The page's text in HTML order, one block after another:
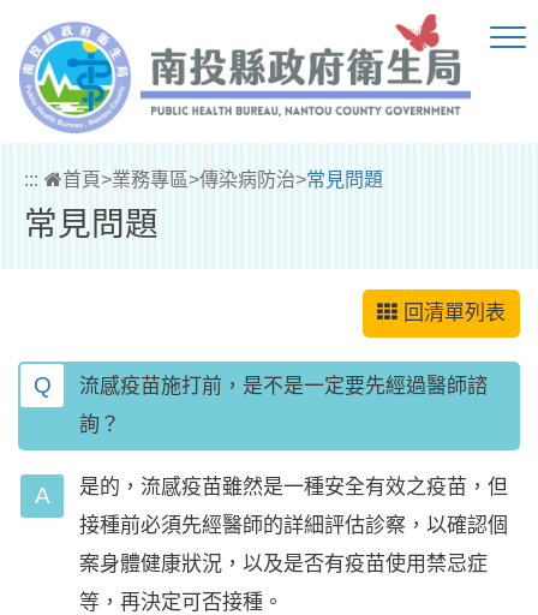
::: 首頁>業務專區>傳染病防治>常見問題
常見問題
回清單列表
Q
流感疫苗施打前，是不是一定要先經過醫師諮
詢？
是的，流感疫苗雖然是一種安全有效之疫苗，但
接種前必須先經醫師的詳細評估診察，以確認個
案身體健康狀況，以及是否有疫苗使用禁忌症
等，再決定可否接種。